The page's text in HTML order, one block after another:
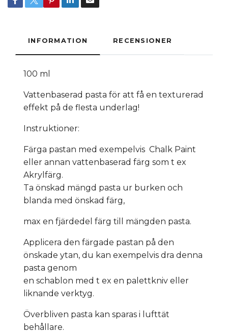
INFORMATION RECENSIONER
100 ml
Vattenbaserad pasta för att få en texturerad
effekt på de flesta underlag!
Instruktioner:
Färga pastan med exempelvis Chalk Paint
eller annan vattenbaserad färg som t ex
Akrylfärg.
Ta önskad mängd pasta ur burken och
blanda med önskad färg,
max en fjärdedel färg till mängden pasta.
Applicera den färgade pastan på den
önskade ytan, du kan exempelvis dra denna
pasta genom
en schablon med t ex en palettkniv eller
liknande verktyg.
Överbliven pasta kan sparas i lufttät
behållare.